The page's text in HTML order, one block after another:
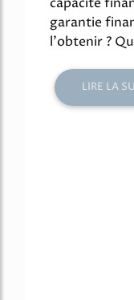
garantie
l'obtenir ?
LIRE LA